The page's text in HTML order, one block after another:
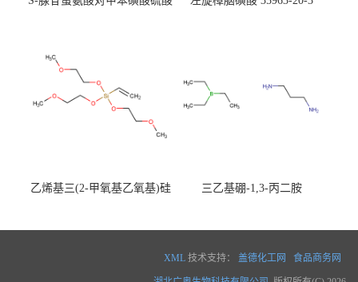
乙烯基三(2-甲氧基乙氧基)硅
三乙基硼-1,3-丙二胺
XML 技术支持： 盖德化工网 食品商务网